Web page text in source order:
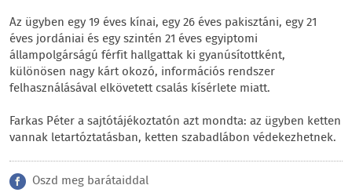
Az ügyben egy 19 éves kínai, egy 26 éves pakisztáni, egy 21
éves jordániai és egy szintén 21 éves egyiptomi
állampolgárságú férfit hallgattak ki gyanúsítottként,
különösen nagy kárt okozó, információs rendszer
felhasználásával elkövetett csalás kísérlete miatt.
Farkas Péter a sajtótájékoztatón azt mondta: az ügyben ketten
vannak letartóztatásban, ketten szabadlábon védekezhetnek.
Oszd meg barátaiddal